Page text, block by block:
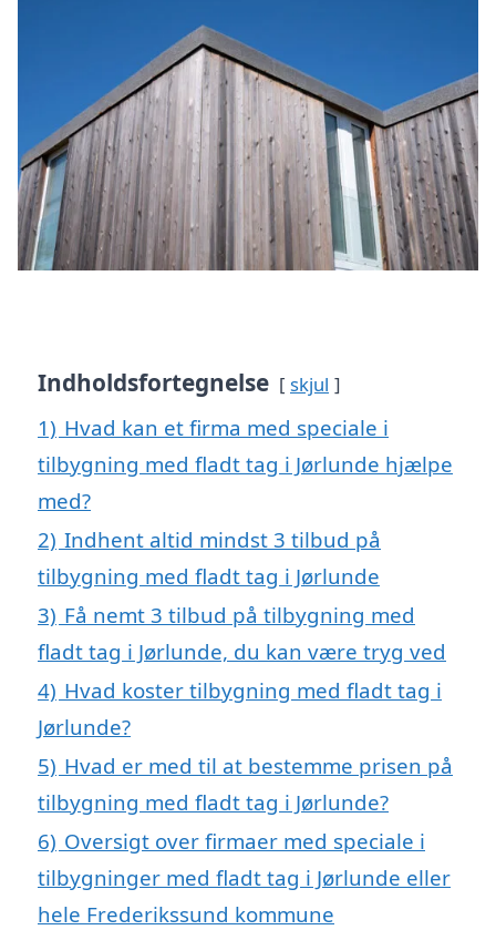
Indholdsfortegnelse skjul
1) Hvad kan et firma med speciale i
tilbygning med fladt tag i Jørlunde hjælpe
med?
2) Indhent altid mindst 3 tilbud på
tilbygning med fladt tag i Jørlunde
3) Få nemt 3 tilbud på tilbygning med
fladt tag i Jørlunde, du kan være tryg ved
4) Hvad koster tilbygning med fladt tag i
Jørlunde?
5) Hvad er med til at bestemme prisen på
tilbygning med fladt tag i Jørlunde?
6) Oversigt over firmaer med speciale i
tilbygninger med fladt tag i Jørlunde eller
hele Frederikssund kommune